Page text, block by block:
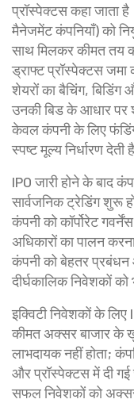
प्रॉस्पेक्टस कहा जाता
मैनेजमेंट कंपनियाँ) को
साथ मिलकर कीमत तय
ड्राफ्ट प्रॉस्पेक्टस
शेयरों का बैचिंग,
उनकी बिड के आधार पर
केवल कंपनी के लिए
स्पष्ट मूल्य निर्धारण देती
IPO जारी होने के बाद
सार्वजनिक ट्रेडिंग शुरू
कंपनी को कॉर्पोरेट
अधिकारों का पालन
कंपनी को बेहतर
दीर्घकालिक निवेशकों को
इक्विटी निवेशकों के
कीमत अक्सर बाजार के
लाभदायक नहीं होता;
और प्रॉस्पेक्टस में दी
सफल निवेशकों को